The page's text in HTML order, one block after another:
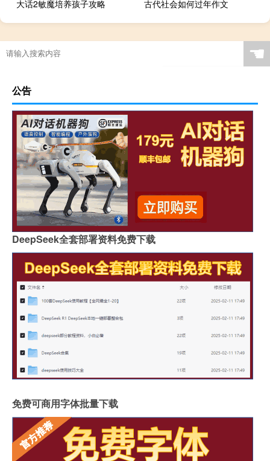
大话2敏魔培养孩子攻略
古代社会如何过年作文
☚
公告
DeepSeek全套部署资料免费下载
免费可商用字体批量下载